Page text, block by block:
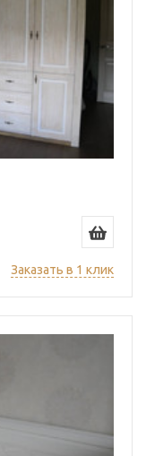
Заказать в 1 клик